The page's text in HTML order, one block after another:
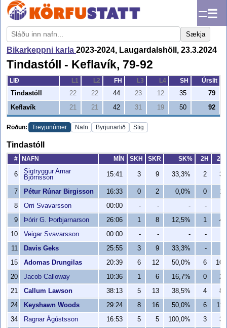
☰
Sækja
Bikarkeppni karla 2023-2024, Laugardalshöll, 23.3.2024
Tindastóll - Keflavík, 79-92
LIÐ L1 L2 FH L3 L4 SH
Úrslit
Tindastóll
22 22 44 23 12 35
79
Keflavík
21 21 42 31 19 50 92
Röðun: Treyjunúmer Nafn Byrjunarlið Stig
Tindastóll
# NAFN MÍN SKH SKR SK% 2H 2R
6
Sigtryggur Arnar
Björnsson
15:41 3 9 33,3% 2 3
7 Pétur Rúnar Birgisson 16:33 0 2 0,0% 0
1
8
Orri Svavarsson 00:00 - - - -
9
Þórir G. Þorbjarnarson 26:06 1 8 12,5% 1
4
10
Veigar Svavarsson 00:00 - - - -
11
Davis Geks 25:55 3 9 33,3% -
15
Adomas Drungilas 20:39 6 12 50,0% 6
10
20
Jacob Calloway 10:36 1 6 16,7% 0
2
21
Callum Lawson 38:13 5 13 38,5% 4
8
24
Keyshawn Woods 29:24 8 16 50,0% 6
11
34
Ragnar Ágústsson 16:53 5 5 100,0% 3
3